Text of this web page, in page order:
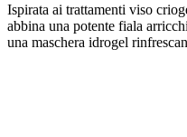
Ispirata ai trattamenti viso
abbina una potente fiala
una maschera idrogel